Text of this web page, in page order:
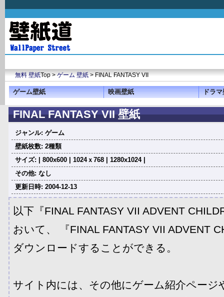
無料 壁紙Top >ゲーム 壁紙> FINAL FANTASY VII
ゲーム壁紙 映画壁紙 ドラ
FINAL FANTASY VII 壁紙
ジャンル: ゲーム
壁紙枚数: 2種類
サイズ: | 800x600 | 1024ｘ768 | 1280x1024 |
その他: なし
更新日時: 2004-12-13
以下『FINAL FANTASY VII ADVENT
おいて、 『FINAL FANTASY VII ADVENT
ダウンロードすることができる。
サイト内には、その他にゲーム紹介ページ